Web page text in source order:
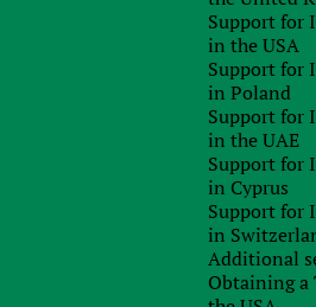
Support for
in the USA
Support for
in Poland
Support for
in the UAE
Support for
in Cyprus
Support for
in
Additional
Obtaining
а также документы и
право владения другими
(финансовые инструменты,